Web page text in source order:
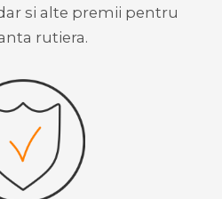
si alte premii pentru
rutiera.